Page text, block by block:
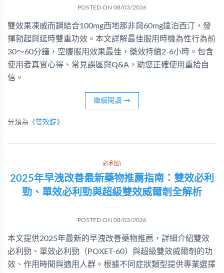
POSTED ON 08/03/2026
雙效果凍威而鋼結合100mg西地那非與60mg達泊西汀，發
揮勃起與延時雙重功效。本文詳解最佳服用時機為性行為前
30～60分鐘，空腹服用效果最佳，藥效持續2-6小時。包含
使用者真實心得、常見誤區與Q&A，助您正確使用重拾自
信。
繼續閱讀 →
分類為《雙效錠》
必利勁
2025年早洩改善最新藥物推薦指南：雙效必利
勁、單效必利勁與超級雙效威爾剞全解析
POSTED ON 08/03/2026
本文提供2025年最新的早洩改善藥物推薦，詳細介紹雙效
必利勁、單效必利勁（POXET-60）與超級雙效威爾剞的功
效、作用時間與適用人群。根據不同症狀類型提供專業選擇